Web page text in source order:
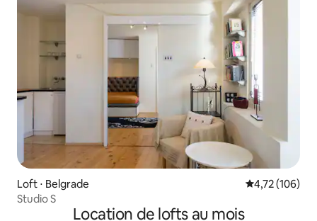
Loft ⋅ Belgrade Évaluation
4,72 (106)
Studio S
Location de lofts au mois